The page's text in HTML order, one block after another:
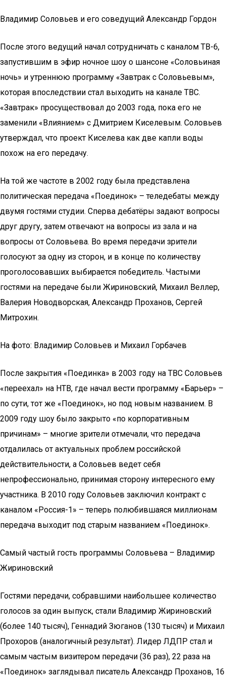
Владимир Соловьев и его соведущий Александр Гордон
После этого ведущий начал сотрудничать с каналом ТВ-6,
запустившим в эфир ночное шоу о шансоне «Соловьиная
ночь» и утреннюю программу «Завтрак с Соловьевым»,
которая впоследствии стал выходить на канале ТВС.
«Завтрак» просуществовал до 2003 года, пока его не
заменили «Влиянием» с Дмитрием Киселевым. Соловьев
утверждал, что проект Киселева как две капли воды
похож на его передачу.
На той же частоте в 2002 году была представлена
политическая передача «Поединок» – теледебаты между
двумя гостями студии. Сперва дебатёры задают вопросы
друг другу, затем отвечают на вопросы из зала и на
вопросы от Соловьева. Во время передачи зрители
голосуют за одну из сторон, и в конце по количеству
проголосовавших выбирается победитель. Частыми
гостями на передаче были Жириновский, Михаил Веллер,
Валерия Новодворская, Александр Проханов, Сергей
Митрохин.
На фото: Владимир Соловьев и Михаил Горбачев
После закрытия «Поединка» в 2003 году на ТВС Соловьев
«переехал» на НТВ, где начал вести программу «Барьер» –
по сути, тот же «Поединок», но под новым названием. В
2009 году шоу было закрыто «по корпоративным
причинам» – многие зрители отмечали, что передача
отдалилась от актуальных проблем российской
действительности, а Соловьев ведет себя
непрофессионально, принимая сторону интересного ему
участника. В 2010 году Соловьев заключил контракт с
каналом «Россия-1» – теперь полюбившаяся миллионам
передача выходит под старым названием «Поединок».
Самый частый гость программы Соловьева – Владимир
Жириновский
Гостями передачи, собравшими наибольшее количество
голосов за один выпуск, стали Владимир Жириновский
(более 140 тысяч), Геннадий Зюганов (130 тысяч) и Михаил
Прохоров (аналогичный результат). Лидер ЛДПР стал и
самым частым визитером передачи (36 раз), 22 раза на
«Поединок» заглядывал писатель Александр Проханов, 16